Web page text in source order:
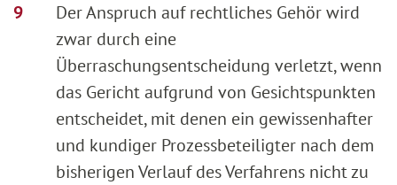
Der Anspruch auf rechtliches Gehör wird
zwar durch eine
Überraschungsentscheidung verletzt, wenn
das Gericht aufgrund von Gesichtspunkten
entscheidet, mit denen ein gewissenhafter
und kundiger Prozessbeteiligter nach dem
bisherigen Verlauf des Verfahrens nicht zu